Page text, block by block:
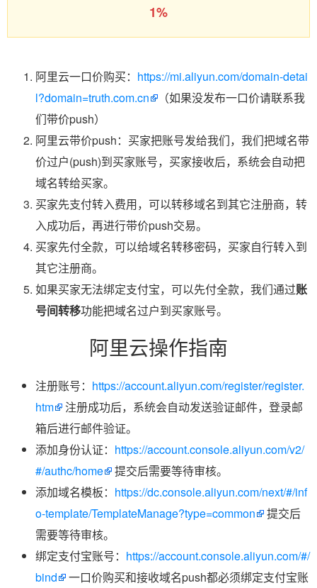
1%
阿里云一口价购买： https://mi.aliyun.com/domain-detai
l?domain=truth.com.cn
（如果没发布一口价请联系我
们带价push）
阿里云带价push：买家把账号发给我们，我们把域名带
价过户(push)到买家账号，买家接收后，系统会自动把
域名转给买家。
买家先支付转入费用，可以转移域名到其它注册商，转
入成功后，再进行带价push交易。
买家先付全款，可以给域名转移密码，买家自行转入到
其它注册商。
如果买家无法绑定支付宝，可以先付全款，我们通过账
号间转移功能把域名过户到买家账号。
阿里云操作指南
注册账号： https://account.aliyun.com/register/register.
htm
注册成功后，系统会自动发送验证邮件，登录邮
箱后进行邮件验证。
添加身份认证： https://account.console.aliyun.com/v2/
#/authc/home
提交后需要等待审核。
添加域名模板： https://dc.console.aliyun.com/next/#/inf
o-template/TemplateManage?type=common
提交后
需要等待审核。
绑定支付宝账号： https://account.console.aliyun.com/#/
bind
一口价购买和接收域名push都必须绑定支付宝账